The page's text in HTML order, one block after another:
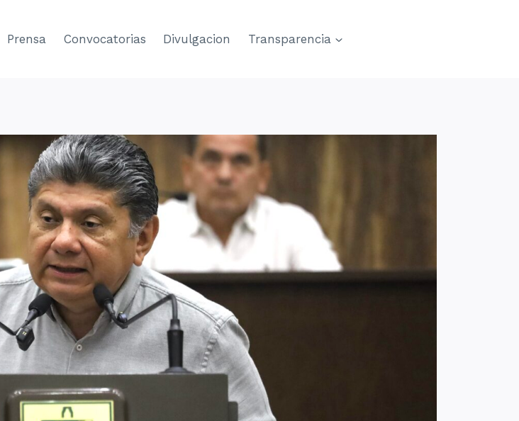
Prensa Convocatorias Divulgacion Transparencia